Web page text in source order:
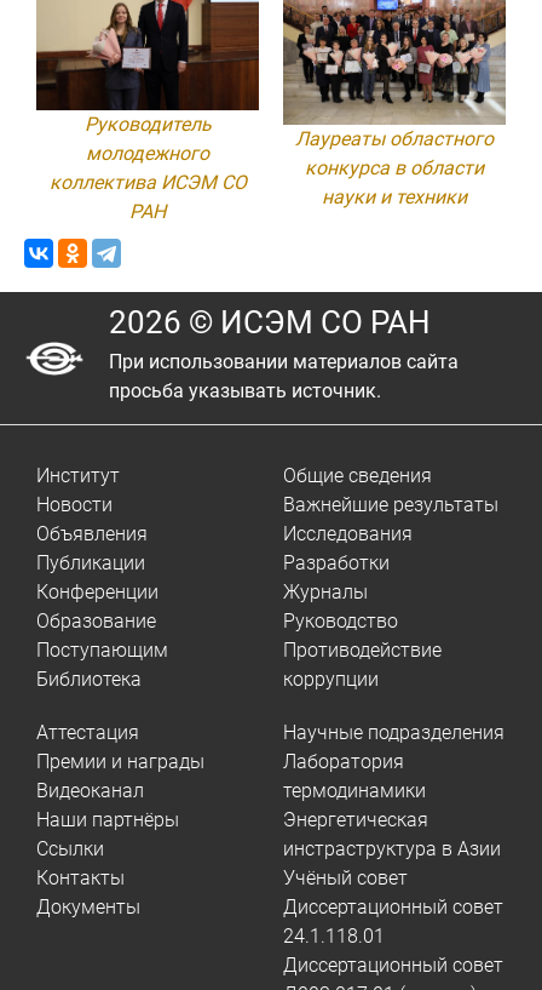
Руководитель
молодежного
коллектива ИСЭМ СО
РАН
Лауреаты областного
конкурса в области
науки и техники
2026 © ИСЭМ СО РАН
При использовании материалов сайта
просьба указывать источник.
Институт
Новости
Объявления
Публикации
Конференции
Образование
Поступающим
Библиотека
Общие сведения
Важнейшие результаты
Исследования
Разработки
Журналы
Руководство
Противодействие
коррупции
Аттестация
Премии и награды
Видеоканал
Наши партнёры
Ссылки
Контакты
Документы
Научные подразделения
Лаборатория
термодинамики
Энергетическая
инстраструктура в Азии
Учёный совет
Диссертационный совет
24.1.118.01
Диссертационный совет